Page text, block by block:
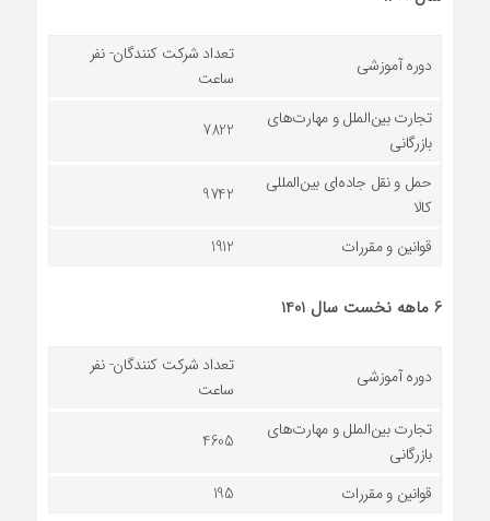
دوره آموزشی
تعداد شرکت کنندگان- نفر
ساعت
تجارت بین‌الملل و مهارت‌های
بازرگانی
7822
حمل و نقل جاده‌ای بین‌المللی
کالا
9742
قوانین و مقررات 1912
6 ماهه نخست سال 1401
دوره آموزشی
تعداد شرکت کنندگان- نفر
ساعت
تجارت بین‌الملل و مهارت‌های
بازرگانی
4605
قوانین و مقررات 195